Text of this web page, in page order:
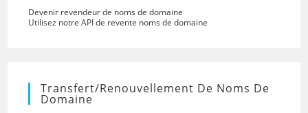
Devenir revendeur de noms de domaine
Utilisez notre API de revente noms de domaine
Transfert/renouvellement De Noms De
Domaine